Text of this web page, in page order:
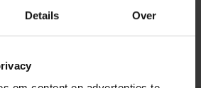
Details Over